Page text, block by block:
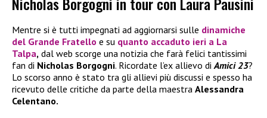
Mentre si è tutti impegnati ad aggiornarsi sulle dinamiche
del Grande Fratello e su quanto accaduto ieri a La
Talpa, dal web scorge una notizia che farà felici tantissimi
fan di Nicholas Borgogni. Ricordate l’ex allievo diAmici 23?
Lo scorso anno è stato tra gli allievi più discussi e spesso ha
ricevuto delle critiche da parte della maestra Alessandra
Celentano.